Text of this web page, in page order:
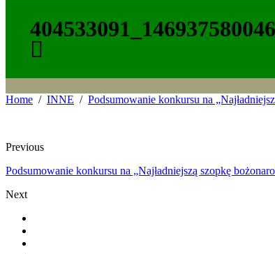
Home INNE Podsumowanie konkursu na
Previous
Podsumowanie konkursu na „Najładniejszą szopkę
Next